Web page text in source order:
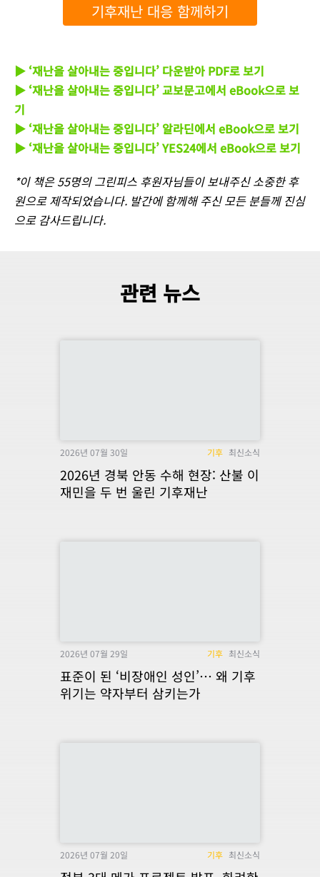
기후재난 대응 함께하기
▶ ‘재난을 살아내는 중입니다’ 다운받아 PDF로 보기
▶ ‘재난을 살아내는 중입니다’ 교보문고에서 eBook으로 보
기
▶ ‘재난을 살아내는 중입니다’ 알라딘에서 eBook으로 보기
▶ ‘재난을 살아내는 중입니다’ YES24에서 eBook으로 보기
*이 책은 55명의 그린피스 후원자님들이 보내주신 소중한 후
원으로 제작되었습니다. 발간에 함께해 주신 모든 분들께 진심
으로 감사드립니다.
관련 뉴스
2026년 07월 30일 기후 최신소식
2026년 경북 안동 수해 현장: 산불 이
재민을 두 번 울린 기후재난
2026년 07월 29일 기후 최신소식
표준이 된 ‘비장애인 성인’… 왜 기후
위기는 약자부터 삼키는가
2026년 07월 20일 기후 최신소식